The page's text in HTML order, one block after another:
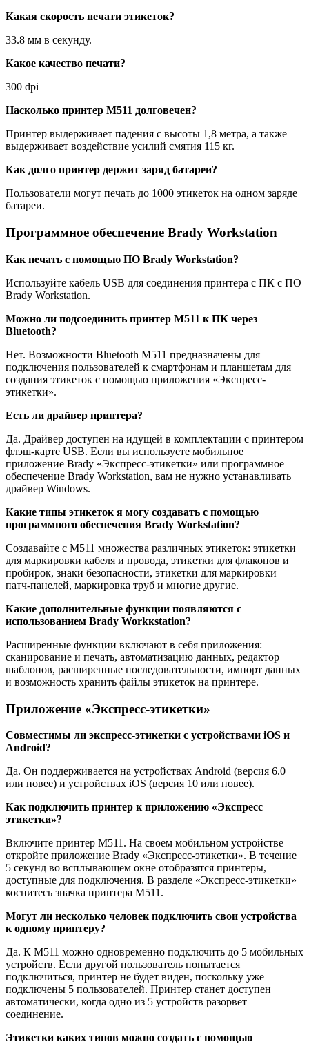
Какая скорость печати этикеток?
33.8 мм в секунду.
Какое качество печати?
300 dpi
Насколько принтер М511 долговечен?
Принтер выдерживает падения с высоты 1,8 метра, а также
выдерживает воздействие усилий смятия 115 кг.
Как долго принтер держит заряд батареи?
Пользователи могут печать до 1000 этикеток на одном заряде
батареи.
Программное обеспечение Brady Workstation
Как печать с помощью ПО Brady Workstation?
Используйте кабель USB для соединения принтера с ПК с ПО
Brady Workstation.
Можно ли подсоединить принтер M511 к ПК через
Bluetooth?
Нет. Возможности Bluetooth M511 предназначены для
подключения пользователей к смартфонам и планшетам для
создания этикеток с помощью приложения «Экспресс-
этикетки».
Есть ли драйвер принтера?
Да. Драйвер доступен на идущей в комплектации с принтером
флэш-карте USB. Если вы используете мобильное
приложение Brady «Экспресс-этикетки» или программное
обеспечение Brady Workstation, вам не нужно устанавливать
драйвер Windows.
Какие типы этикеток я могу создавать с помощью
программного обеспечения Brady Workstation?
Создавайте с М511 множества различных этикеток: этикетки
для маркировки кабеля и провода, этикетки для флаконов и
пробирок, знаки безопасности, этикетки для маркировки
патч-панелей, маркировка труб и многие другие.
Какие дополнительные функции появляются с
использованием Brady Workкstation?
Расширенные функции включают в себя приложения:
сканирование и печать, автоматизацию данных, редактор
шаблонов, расширенные последовательности, импорт данных
и возможность хранить файлы этикеток на принтере.
Приложение «Экспресс-этикетки»
Совместимы ли экспресс-этикетки с устройствами iOS и
Android?
Да. Он поддерживается на устройствах Android (версия 6.0
или новее) и устройствах iOS (версия 10 или новее).
Как подключить принтер к приложению «Экспресс
этикетки»?
Включите принтер M511. На своем мобильном устройстве
откройте приложение Brady «Экспресс-этикетки». В течение
5 секунд во всплывающем окне отобразятся принтеры,
доступные для подключения. В разделе «Экспресс-этикетки»
коснитесь значка принтера M511.
Могут ли несколько человек подключить свои устройства
к одному принтеру?
Да. К M511 можно одновременно подключить до 5 мобильных
устройств. Если другой пользователь попытается
подключиться, принтер не будет виден, поскольку уже
подключены 5 пользователей. Принтер станет доступен
автоматически, когда одно из 5 устройств разорвет
соединение.
Этикетки каких типов можно создать с помощью